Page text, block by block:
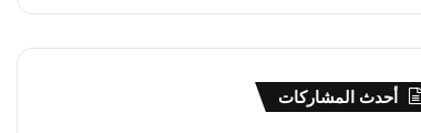
أحدث المشاركات